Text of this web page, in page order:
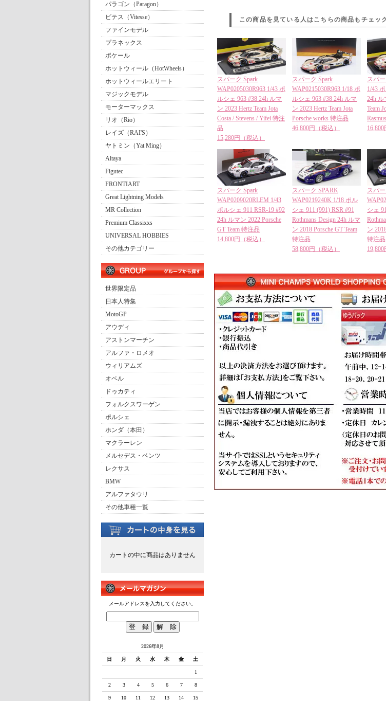
パラゴン（Paragon）
ビテス（Vitesse）
ファインモデル
プラネックス
ポケール
ホットウィール（HotWheels）
ホットウィールエリート
マジックモデル
モーターマックス
リオ（Rio）
レイズ（RAI'S）
ヤトミン（Yat Ming）
Altaya
Figutec
FRONTIART
Great Lightning Models
MR Collection
Premium Classixxs
UNIVERSAL HOBBIES
その他カテゴリー
世界限定品
日本人特集
MotoGP
アウディ
アストンマーチン
アルファ・ロメオ
ウィリアムズ
オペル
ドゥカティ
フォルクスワーゲン
ポルシェ
ホンダ（本田）
マクラーレン
メルセデス・ベンツ
レクサス
BMW
アルファタウリ
その他車種一覧
カートの中に商品はありません
メールアドレスを入力してください。
2026年8月
日 月 火 水 木 金 土
1
2 3 4 5 6 7 8
9 10 11 12 13 14 15
この商品を見ている人はこちらの商品もチェッ
スパーク Spark
WAP0205030R963 1/43 ポ
ルシェ 963 #38 24h ルマ
ン 2023 Hertz Team Jota
Costa / Stevens / Yifei 特注
品
15,280円（税込）
スパーク Spark
WAP0215030R963 1/18 ポ
ルシェ 963 #38 24h ルマ
ン 2023 Hertz Team Jota
Porsche works 特注品
46,800円（税込）
スパー
1/43
24h ル
Team
16,800
スパーク Spark
WAP0209020RLEM 1/43
ポルシェ 911 RSR-19 #92
24h ルマン 2022 Porsche
GT Team 特注品
14,800円（税込）
スパーク SPARK
WAP0219240K 1/18 ポル
シェ 911 (991) RSR #91
Rothmans Design 24h ルマ
ン 2018 Porsche GT Team
特注品
58,800円（税込）
スパ
シェ
ン
特注品
19,800